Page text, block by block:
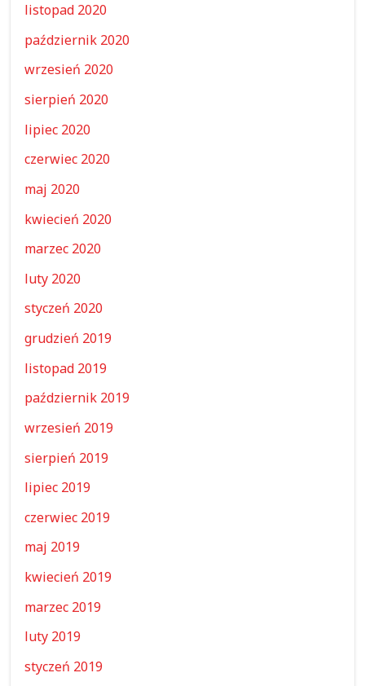
listopad 2020
październik 2020
wrzesień 2020
sierpień 2020
lipiec 2020
czerwiec 2020
maj 2020
kwiecień 2020
marzec 2020
luty 2020
styczeń 2020
grudzień 2019
listopad 2019
październik 2019
wrzesień 2019
sierpień 2019
lipiec 2019
czerwiec 2019
maj 2019
kwiecień 2019
marzec 2019
luty 2019
styczeń 2019